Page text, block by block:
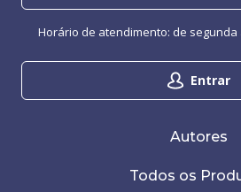
Entrar
Horário de atendimento: de segunda
Autores
Todos os